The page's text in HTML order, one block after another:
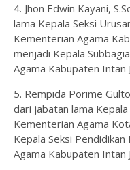
4. Jhon Edwin Kayani,
lama Kepala Seksi
Kementerian Agama
menjadi Kepala
Agama Kabupaten Intan
5. Rempida Porime
dari jabatan lama
Kementerian Agama
Kepala Seksi
Agama Kabupaten Intan